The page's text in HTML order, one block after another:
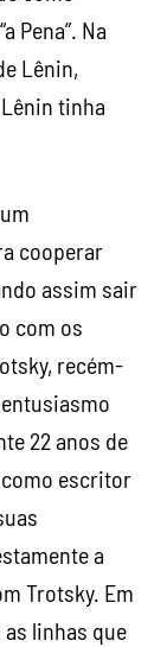
Pena”. Na
Lênin,
tinha
cooperar
assim sair
com os
recém-
22 anos de
como escritor
a
Trotsky. Em
linhas que